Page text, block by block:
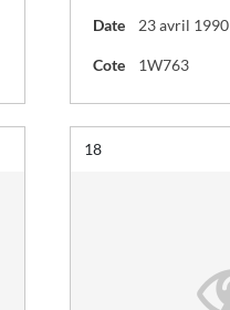
Date 23 avril 1990
Cote 1W763
Résultat n°
18